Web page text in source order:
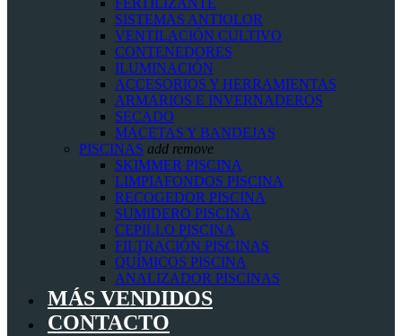
FERTILIZANTE
SISTEMAS ANTIOLOR
VENTILACIÓN CULTIVO
CONTENEDORES
ILUMINACIÓN
ACCESORIOS Y HERRAMIENTAS
ARMARIOS E INVERNADEROS
SECADO
MACETAS Y BANDEJAS
PISCINAS add remove
SKIMMER PISCINA
LIMPIAFONDOS PISCINA
RECOGEDOR PISCINA
SUMIDERO PISCINA
CEPILLO PISCINA
FILTRACIÓN PISCINAS
QUÍMICOS PISCINA
ANALIZADOR PISCINAS
MÁS VENDIDOS
CONTACTO